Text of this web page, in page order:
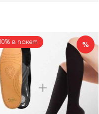
%
в пакет